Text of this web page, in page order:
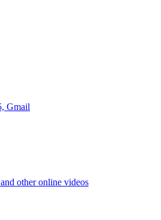
Gmail
other online videos